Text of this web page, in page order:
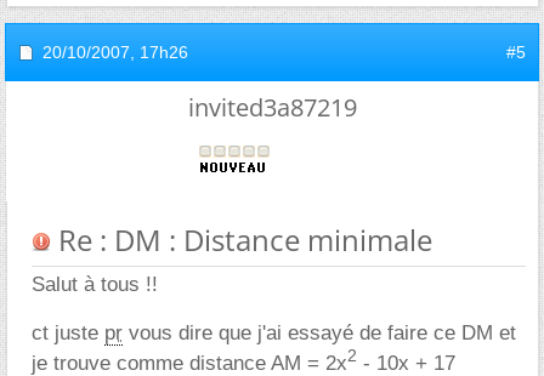
20/10/2007, 17h26 #5
invited3a87219
Re : DM : Distance minimale
Salut à tous !!
ct juste pr vous dire que j'ai essayé de faire ce DM et
je trouve comme distance AM = 2x2 - 10x + 17